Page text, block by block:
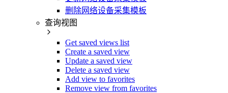
删除网络设备采集模板
查询视图
Get saved views list
Create a saved view
Update a saved view
Delete a saved view
Add view to favorites
Remove view from favorites